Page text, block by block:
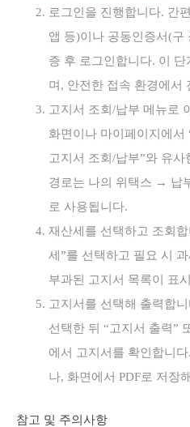
로그인을 진행합니다. 간
앱 등)이나 공동인증서(구
증 후 로그인합니다. 이
며, 안전한 접속 환경에서
고지서 조회/납부 메뉴로
화면이나 마이페이지에서
고지서 조회/납부”와 유
경로는 나의 위택스 → 납
로 사용됩니다.
재산세를 선택하고 조회
세”를 선택하고 필요 시
부과된 고지서 목록이 표
고지서를 선택해 출력합
선택한 뒤 “고지서 출력”
에서 고지서를 확인합니
나, 화면에서 PDF로 저장
참고 및 주의사항